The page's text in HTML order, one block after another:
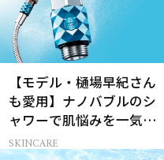
【モデル・樋場早紀さん
も愛用】ナノバブルのシ
ャワーで肌悩みを一気に
解決
SKINCARE